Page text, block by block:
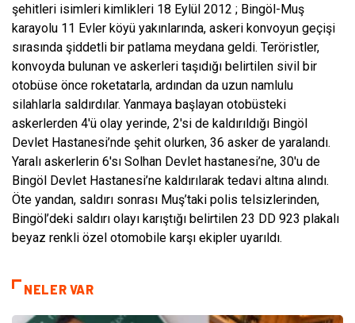
şehitleri isimleri kimlikleri 18 Eylül 2012 ; Bingöl-Muş
karayolu 11 Evler köyü yakınlarında, askeri konvoyun geçişi
sırasında şiddetli bir patlama meydana geldi. Teröristler,
konvoyda bulunan ve askerleri taşıdığı belirtilen sivil bir
otobüse önce roketatarla, ardından da uzun namlulu
silahlarla saldırdılar. Yanmaya başlayan otobüsteki
askerlerden 4′ü olay yerinde, 2′si de kaldırıldığı Bingöl
Devlet Hastanesi’nde şehit olurken, 36 asker de yaralandı.
Yaralı askerlerin 6′sı Solhan Devlet hastanesi’ne, 30′u de
Bingöl Devlet Hastanesi’ne kaldırılarak tedavi altına alındı.
Öte yandan, saldırı sonrası Muş’taki polis telsizlerinden,
Bingöl’deki saldırı olayı karıştığı belirtilen 23 DD 923 plakalı
beyaz renkli özel otomobile karşı ekipler uyarıldı.
NELER VAR